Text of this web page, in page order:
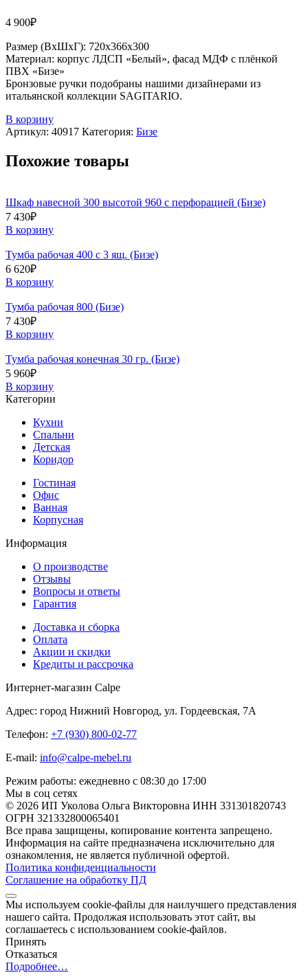
4 900₽
Размер (ВхШхГ): 720х366х300
Материал: корпус ЛДСП «Белый», фасад МДФ с плёнкой
ПВХ «Бизе»
Бронзовые ручки подобраны нашими дизайнерами из
итальянской коллекции SAGITARIO.
В корзину
Артикул: 40917 Категория: Бизе
Похожие товары
Шкаф навесной 300 высотой 960 с перфорацией (Бизе)
7 430₽
В корзину
Тумба рабочая 400 с 3 ящ. (Бизе)
6 620₽
В корзину
Тумба рабочая 800 (Бизе)
7 430₽
В корзину
Тумба рабочая конечная 30 гр. (Бизе)
5 960₽
В корзину
Категории
Кухни
Спальни
Детская
Коридор
Гостиная
Офис
Ванная
Корпусная
Информация
О производстве
Отзывы
Вопросы и ответы
Гарантия
Доставка и сборка
Оплата
Акции и скидки
Кредиты и рассрочка
Интернет-магазин Calpe
Адрес: город Нижний Новгород, ул. Гордеевская, 7А
Телефон: +7 (930) 800-02-77
E-mail: info@calpe-mebel.ru
Режим работы: ежедневно с 08:30 до 17:00
Мы в соц сетях
© 2026 ИП Уколова Ольга Викторовна ИНН 331301820743
ОГРН 321332800065401
Все права защищены, копирование контента запрещено.
Информация на сайте предназначена исключительно для
ознакомления, не является публичной офертой.
Политика конфиденциальности
Соглашение на обработку ПД
Мы используем cookie-файлы для наилучшего представления
нашего сайта. Продолжая использовать этот сайт, вы
соглашаетесь с использованием cookie-файлов.
Принять
Отказаться
Подробнее…